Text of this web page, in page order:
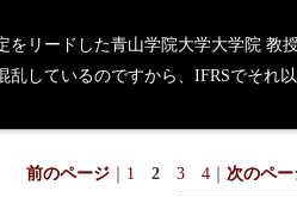
をリードした青山学院大学大学院 教
乱しているのですから、IFRSでそれ
前のページ ｜ 1 2 3 4 ｜ 次のペー